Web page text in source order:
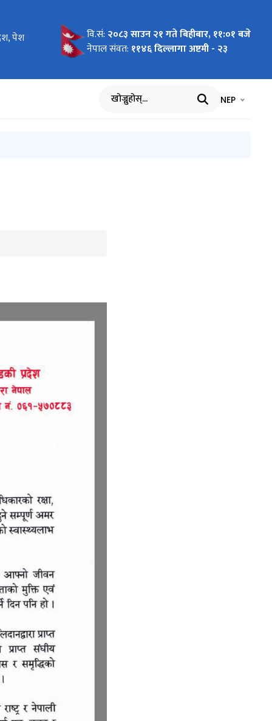
पेश
गर्ने
(मिति
गर्न
पेश वि.सं: २०८३ साउन २१ गते बिहीबार, ११:०१ बजे
नेपाल संवत: ११४६ दिल्लागा अष्टमी - २३
खोज्नुहोस् भाषा चयन
NEP